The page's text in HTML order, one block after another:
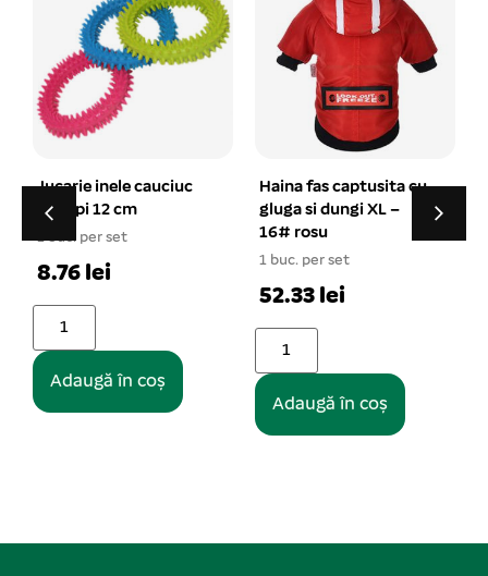
Haina fas captusita cu
gluga si dungi XL –
16# rosu
1 buc. per set
Lant curte cu inel si
carabina 4 mm x 400
cm
1 buc. per set
35.62 lei
Adaugă în coș